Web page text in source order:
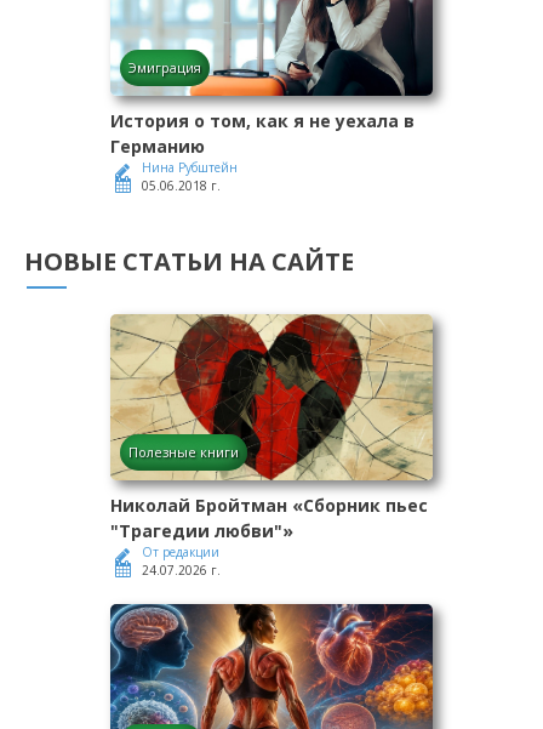
Эмиграция
История о том, как я не уехала в
Германию
Нина Рубштейн
05.06.2018 г.
НОВЫЕ СТАТЬИ НА САЙТЕ
Полезные книги
Николай Бройтман «Сборник пьес
"Трагедии любви"»
От редакции
24.07.2026 г.